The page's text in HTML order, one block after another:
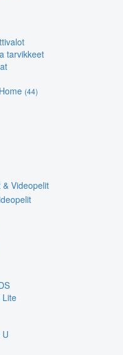
tarvikkeet
(44)
& Videopelit
Lite